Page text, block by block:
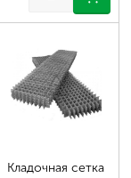
Кладочная сетка